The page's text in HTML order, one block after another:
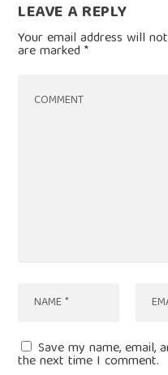
LEAVE A REPLY
Your email address will
are marked*
Save my name,
the next time I comment.